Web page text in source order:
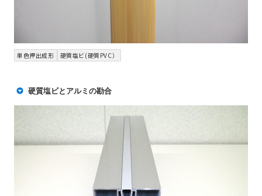
単色押出成形 硬質塩ビ(硬質PVC）
硬質塩ビとアルミの勘合